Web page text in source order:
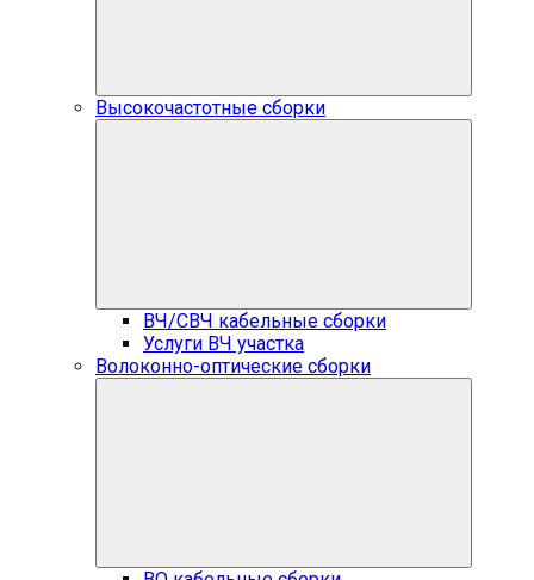
Высокочастотные сборки
ВЧ/СВЧ кабельные сборки
Услуги ВЧ участка
Волоконно-оптические сборки